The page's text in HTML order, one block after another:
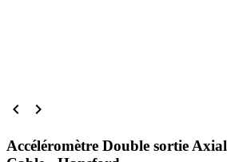
 
Accéléromètre Double sortie